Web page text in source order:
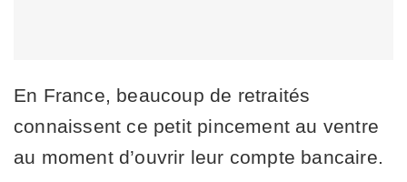
En France, beaucoup de retraités
connaissent ce petit pincement au ventre
au moment d’ouvrir leur compte bancaire.